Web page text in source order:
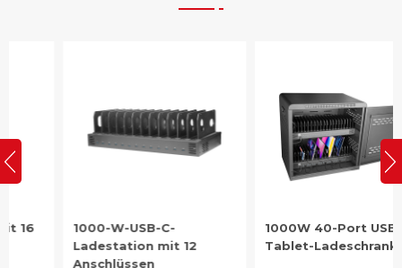
1000-W-USB-C-
Ladestation mit 12
Anschlüssen
1000W 40-Port USB-C
Tablet-Ladeschrank